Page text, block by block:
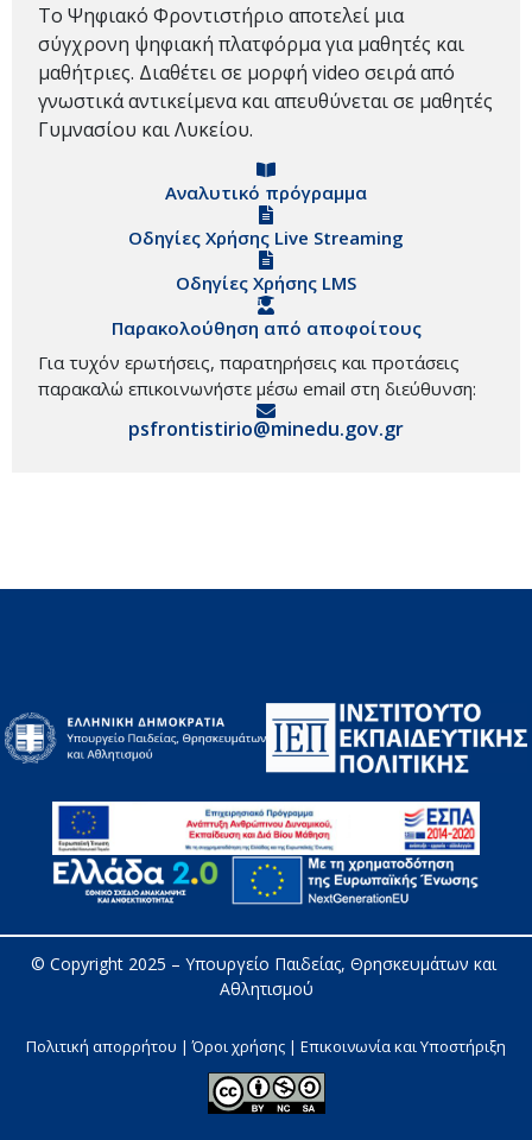
Το Ψηφιακό Φροντιστήριο αποτελεί μια
σύγχρονη ψηφιακή πλατφόρμα για μαθητές και
μαθήτριες. Διαθέτει σε μορφή video σειρά από
γνωστικά αντικείμενα και απευθύνεται σε μαθητές
Γυμνασίου και Λυκείου.
Αναλυτικό πρόγραμμα
Οδηγίες Χρήσης Live Streaming
Οδηγίες Χρήσης LMS
Παρακολούθηση από αποφοίτους
Για τυχόν ερωτήσεις, παρατηρήσεις και προτάσεις
παρακαλώ επικοινωνήστε μέσω email στη διεύθυνση:
psfrontistirio@minedu.gov.gr
© Copyright 2025 – Υπουργείο Παιδείας, Θρησκευμάτων και
Αθλητισμού
Πολιτική απορρήτου | Όροι χρήσης | Επικοινωνία και Υποστήριξη